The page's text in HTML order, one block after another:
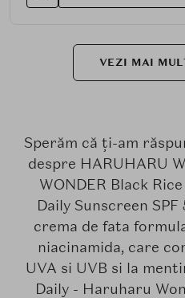
VEZI MAI
Sperăm că ți-am
despre HARUHARU
WONDER Black
Daily Sunscreen
crema de fata
niacinamida, care
UVA si UVB si la
Daily - Haruharu